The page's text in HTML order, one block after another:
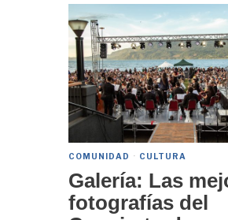
COMUNIDAD · CULTURA
Galería: Las
fotografías del